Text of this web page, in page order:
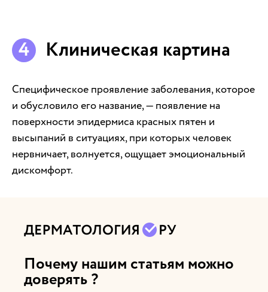
Клиническая картина
Специфическое проявление заболевания, которое
и обусловило его название, — появление на
поверхности эпидермиса красных пятен и
высыпаний в ситуациях, при которых человек
нервничает, волнуется, ощущает эмоциональный
дискомфорт.
Почему нашим статьям можно
доверять ?